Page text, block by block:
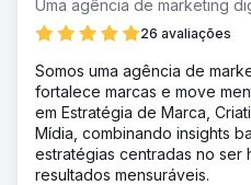
Solução
personalizado baseado em
end que monitora a atividade
permite que os usuários
rastreiem a propriedade e
sistema seguro baseado em
Uma agência de marketing
26 avaliações
Somos uma agência de
fortalece marcas e move
em Estratégia de Marca,
Mídia, combinando insights
estratégias centradas no ser
resultados mensuráveis.